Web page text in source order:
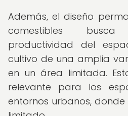
Además, el diseño
comestibles
productividad del
cultivo de una amplia
en un área limitada.
relevante para los
entornos urbanos,